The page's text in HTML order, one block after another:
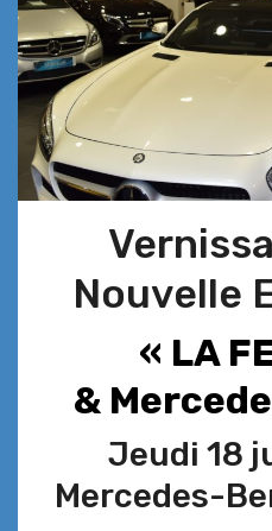
Nouvelle
« LA
&
Jeudi 18
Mercedes-